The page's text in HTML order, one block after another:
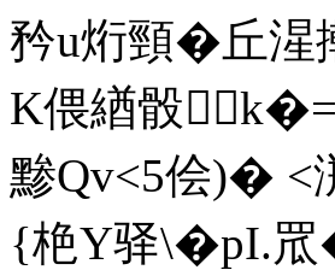
矜u烆頸�丘
K偎緧骰
黪Qv<5侩)�
{栬Y驿\� pI.